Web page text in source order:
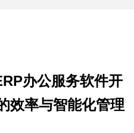
办公服务软件开
效率与智能化管理